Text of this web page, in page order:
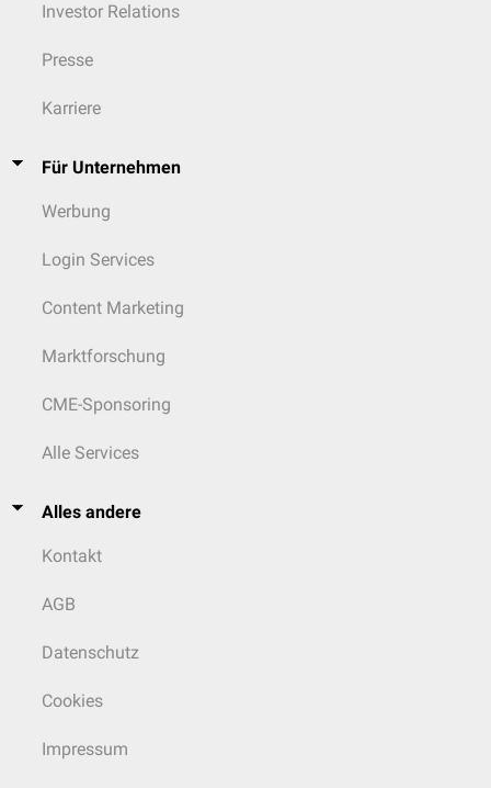
Investor Relations
Presse
Karriere
Für Unternehmen
Werbung
Login Services
Content Marketing
Marktforschung
CME-Sponsoring
Alle Services
Alles andere
Kontakt
AGB
Datenschutz
Cookies
Impressum